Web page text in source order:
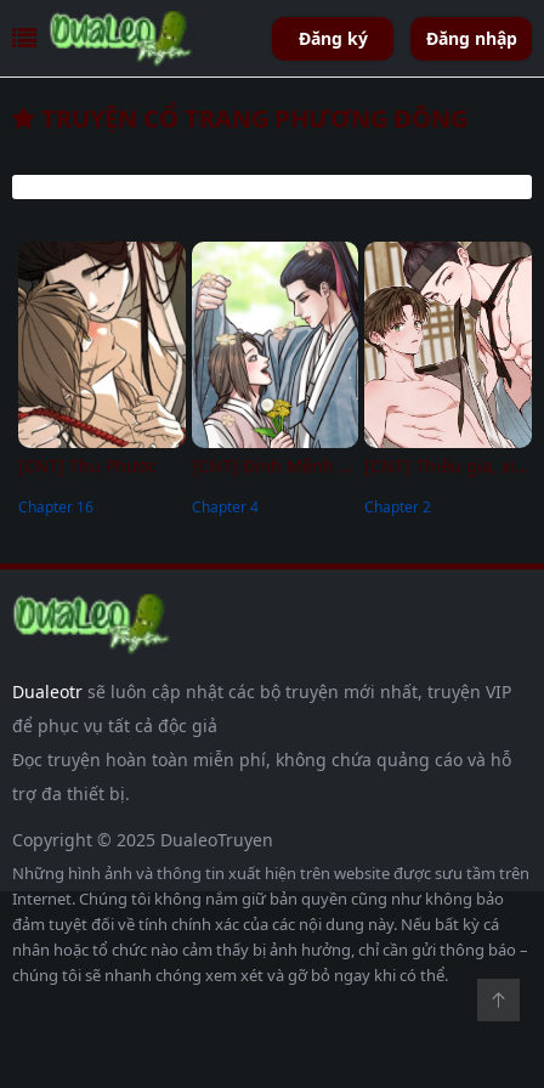
Đăng ký Đăng nhập
TRUYỆN CỔ TRANG PHƯƠNG ĐÔNG
[CNT] Thụ Phược
Chapter 16
[CNT] Định Mệnh Mùa Đông
Chapter 4
[CNT] Thiếu gia, xin hãy kiềm chế!
Chapter 2
Dualeotr sẽ luôn cập nhật các bộ truyện mới nhất, truyện VIP
để phục vụ tất cả độc giả
Đọc truyện hoàn toàn miễn phí, không chứa quảng cáo và hỗ
trợ đa thiết bị.
Copyright © 2025 DualeoTruyen
Những hình ảnh và thông tin xuất hiện trên website được sưu tầm trên
Internet. Chúng tôi không nắm giữ bản quyền cũng như không bảo
đảm tuyệt đối về tính chính xác của các nội dung này. Nếu bất kỳ cá
nhân hoặc tổ chức nào cảm thấy bị ảnh hưởng, chỉ cần gửi thông báo –
chúng tôi sẽ nhanh chóng xem xét và gỡ bỏ ngay khi có thể.